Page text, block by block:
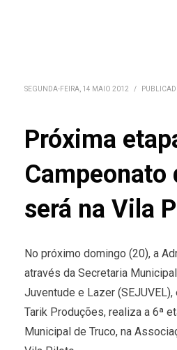
SEGUNDA-FEIRA, 14 MAIO 2012 /
Próxima
Campeonato
será na Vila
No próximo domingo (20), a
através da Secretaria
Juventude e Lazer
Tarik Produções, realiza a 6ª
Municipal de Truco, na